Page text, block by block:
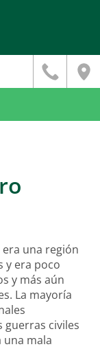
una región
y era poco
y más aún
La mayoría
civiles
una mala